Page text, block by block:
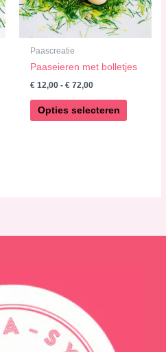
Paascreatie
Paaseieren met bolletjes
€ 12,00 - € 72,00
Opties selecteren
optie
kan
gekozen
op